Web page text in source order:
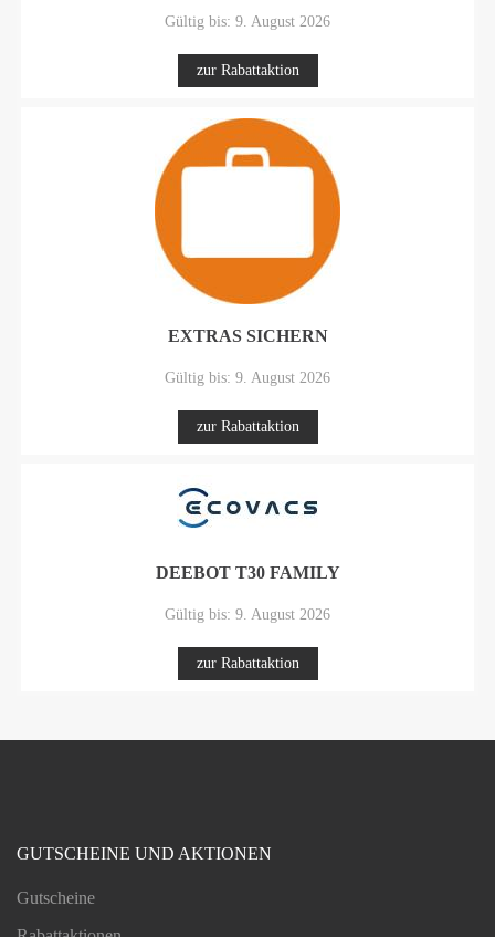
Gültig bis: 9. August 2026
zur Rabattaktion
EXTRAS SICHERN
Gültig bis: 9. August 2026
zur Rabattaktion
DEEBOT T30 FAMILY
Gültig bis: 9. August 2026
zur Rabattaktion
GUTSCHEINE UND AKTIONEN
Gutscheine